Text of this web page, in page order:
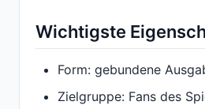
Wichtigste
Form: gebundene
Zielgruppe: Fans des